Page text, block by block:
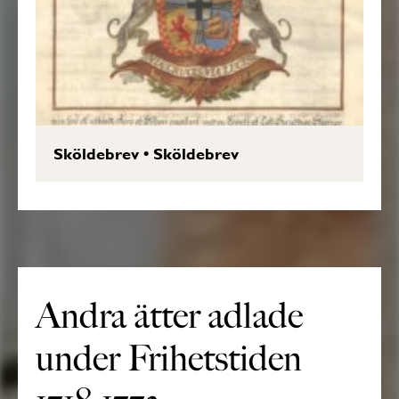
Sköldebrev•Sköldebrev
Andra ätter adlade
under Frihetstiden